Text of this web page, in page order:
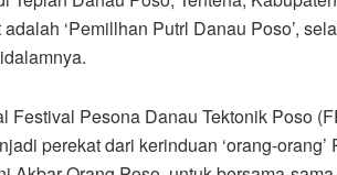
‘Pemillhan Putrl Danau Poso’,
Festival Pesona Danau Tektonik Poso
perekat dari kerinduan ‘orang-